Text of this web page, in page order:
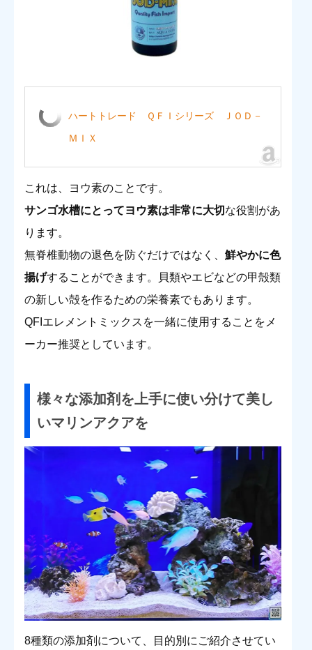
ハートトレード ＱＦＩシリーズ ＪＯＤ－
ＭＩＸ
これは、ヨウ素のことです。
サンゴ水槽にとってヨウ素は非常に大切な役割があ
ります。
無脊椎動物の退色を防ぐだけではなく、 鮮やかに色
揚げすることができます。
貝類やエビなどの甲殻類
の新しい殻を作るための栄養素でもあります。
QFIエレメントミックスを一緒に使用することをメ
ーカー推奨としています。
様々な添加剤を上手に使い分けて美し
いマリンアクアを
8種類の添加剤について、目的別にご紹介させてい